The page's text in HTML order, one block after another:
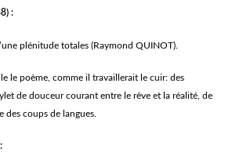
:
plénitude totales (Raymond QUINOT).
le poème, comme il travaillerait le cuir: des
de douceur courant entre le rêve et la réalité, de
des coups de langues.